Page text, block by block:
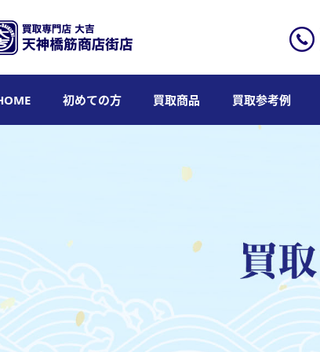
初めての方 買取商品 買取参考例